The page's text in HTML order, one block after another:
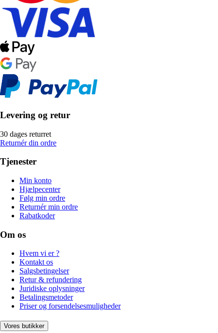
Levering og retur
30 dages returret
Returnér din ordre
Tjenester
Min konto
Hjælpecenter
Følg min ordre
Returnér min ordre
Rabatkoder
Om os
Hvem vi er ?
Kontakt os
Salgsbetingelser
Retur & refundering
Juridiske oplysninger
Betalingsmetoder
Priser og forsendelsesmuligheder
Vores butikker